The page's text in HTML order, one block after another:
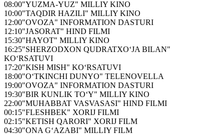
08:00"YUZMA-YUZ" MILLIY KINO
10:00"TAQDIR HAZILI" MILLIY KINO
12:00"OVOZA" INFORMATION DASTURI
12:10"JASORAT" HIND FILMI
15:30"HAYOT" MILLIY KINO
16:25"SHERZODXON QUDRATXO‘JA BILAN"
KO‘RSATUVI
17:20"KISH MISH" KO‘RSATUVI
18:00"O‘TKINCHI DUNYO" TELENOVELLA
19:00"OVOZA" INFORMATION DASTURI
19:30"BIR KUNLIK TO‘Y" MILLIY KINO
22:00"MUHABBAT VASVASASI" HIND FILMI
00:15"FLESHBEK" XORIJ FILMI
02:15"KETISH QARORI" XORIJ FILM
04:30"ONA G‘AZABI" MILLIY FILM